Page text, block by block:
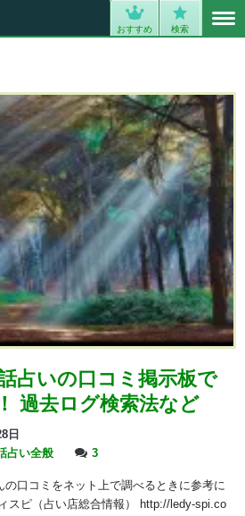
おすすめ 検索
占いの口コミ掲示板で
過去ログ検索法など
日
占い全般 3
口コミをネット上で調べるときに参考に
スピ（占い店総合情報） http://ledy-spi.co